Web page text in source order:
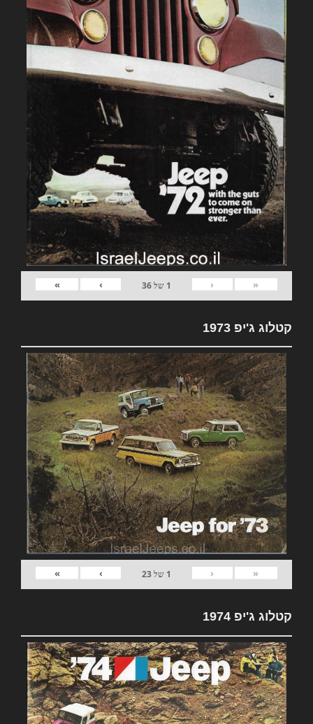
«
‹
1 של36
›
»
קטלוג ג'יפ 1973
«
‹
1 של23
›
»
קטלוג ג'יפ 1974